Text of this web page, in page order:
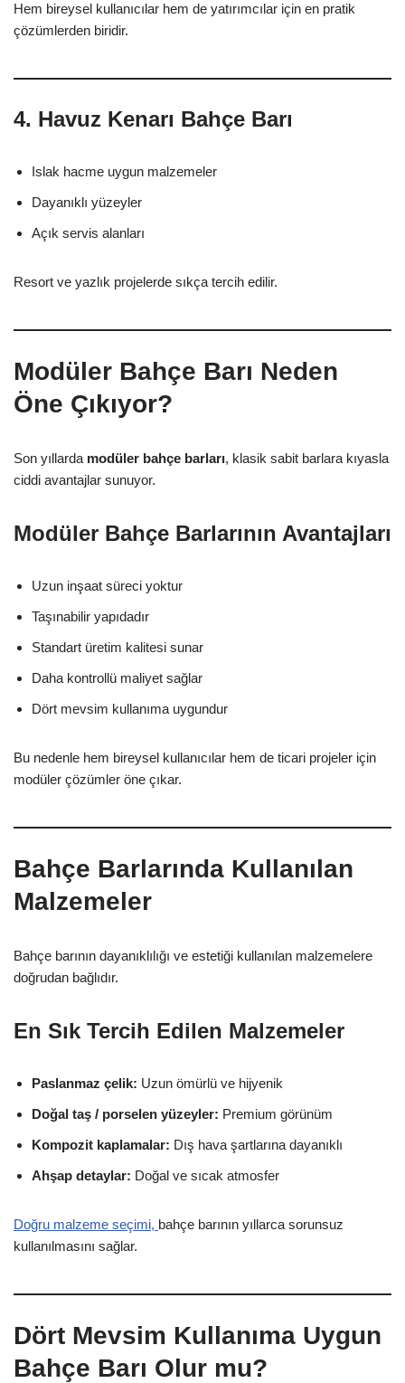
Hem bireysel kullanıcılar hem de yatırımcılar için en pratik
çözümlerden biridir.
4. Havuz Kenarı Bahçe Barı
Islak hacme uygun malzemeler
Dayanıklı yüzeyler
Açık servis alanları
Resort ve yazlık projelerde sıkça tercih edilir.
Modüler Bahçe Barı Neden
Öne Çıkıyor?
Son yıllarda modüler bahçe barları, klasik sabit barlara kıyasla
ciddi avantajlar sunuyor.
Modüler Bahçe Barlarının Avantajları
Uzun inşaat süreci yoktur
Taşınabilir yapıdadır
Standart üretim kalitesi sunar
Daha kontrollü maliyet sağlar
Dört mevsim kullanıma uygundur
Bu nedenle hem bireysel kullanıcılar hem de ticari projeler için
modüler çözümler öne çıkar.
Bahçe Barlarında Kullanılan
Malzemeler
Bahçe barının dayanıklılığı ve estetiği kullanılan malzemelere
doğrudan bağlıdır.
En Sık Tercih Edilen Malzemeler
Paslanmaz çelik: Uzun ömürlü ve hijyenik
Doğal taş / porselen yüzeyler: Premium görünüm
Kompozit kaplamalar: Dış hava şartlarına dayanıklı
Ahşap detaylar: Doğal ve sıcak atmosfer
Doğru malzeme seçimi, bahçe barının yıllarca sorunsuz
kullanılmasını sağlar.
Dört Mevsim Kullanıma Uygun
Bahçe Barı Olur mu?